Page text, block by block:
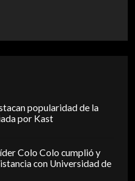
popularidad de la
por Kast
Colo Colo cumplió y
con Universidad de